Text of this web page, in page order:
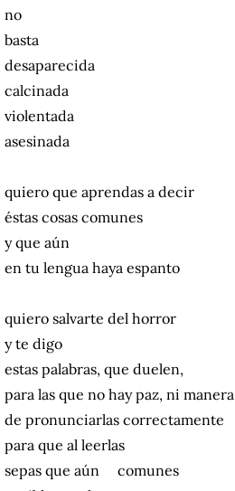
no
basta
desaparecida
calcinada
violentada
asesinada
quiero que aprendas a decir
éstas cosas comunes
y que aún
en tu lengua haya espanto
quiero salvarte del horror
y te digo
estas palabras, que duelen,
para las que no hay paz, ni manera
de pronunciarlas correctamente
para que al leerlas
sepas que aún comunes